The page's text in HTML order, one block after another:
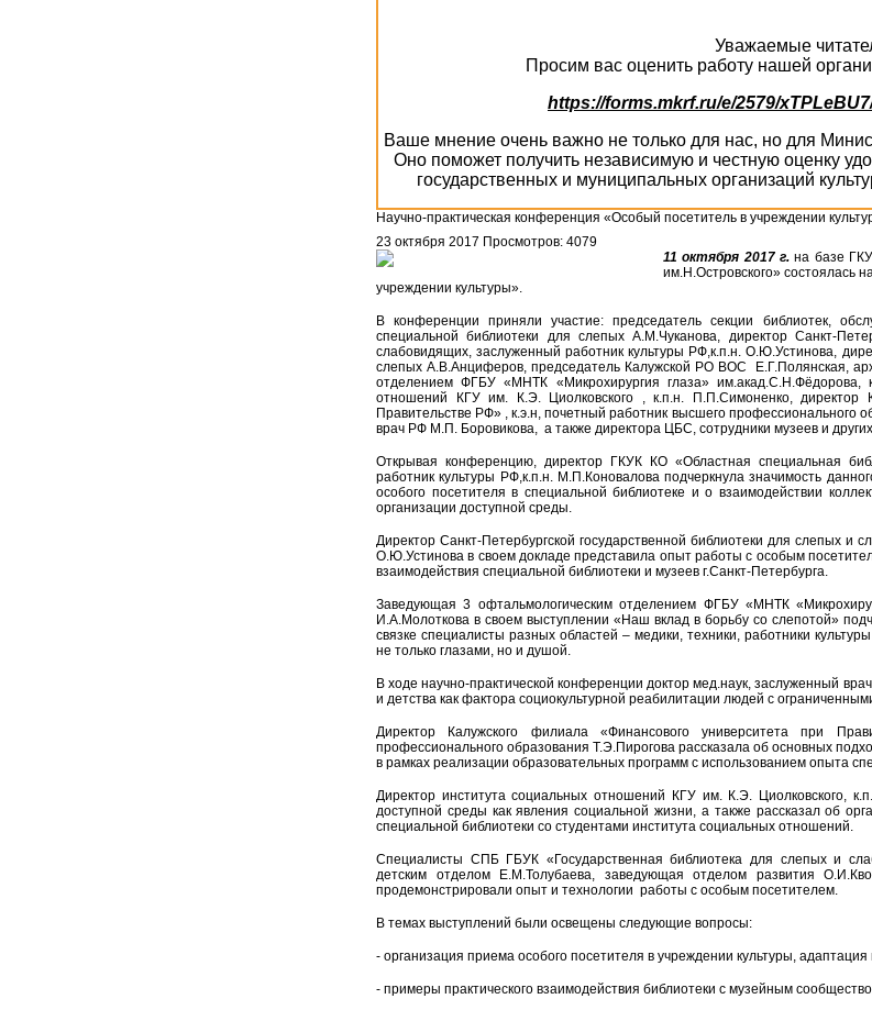
Уважаемые
Просим вас оценить работу нашей
https://forms.mkrf.ru/e/2579/
Ваше мнение очень важно не только для нас, но для
Оно поможет получить независимую и честную оценку
государственных и муниципальных организаций
Научно-практическая конференция «Особый посетитель в учреждении
23 октября 2017 Просмотров: 4079
11 октября 2017 г. на базе
им.Н.Островского» состоялась
учреждении культуры».
В конференции приняли участие: председатель секции библиотек,
специальной библиотеки для слепых А.М.Чуканова, директор Санкт-
слабовидящих, заслуженный работник культуры РФ,к.п.н. О.Ю.Устинова,
слепых А.В.Анциферов, председатель Калужской РО ВОС Е.Г.Полянская,
отделением ФГБУ «МНТК «Микрохирургия глаза» им.акад.С.Н.Фёдорова,
отношений КГУ им. К.Э. Циолковского , к.п.н. П.П.Симоненко, директор
Правительстве РФ» , к.э.н, почетный работник высшего профессионального
врач РФ М.П. Боровикова, а также директора ЦБС, сотрудники музеев и
Открывая конференцию, директор ГКУК КО «Областная специальная
работник культуры РФ,к.п.н. М.П.Коновалова подчеркнула значимость
особого посетителя в специальной библиотеке и о взаимодействии
организации доступной среды.
Директор Санкт-Петербургской государственной библиотеки для слепых и
О.Ю.Устинова в своем докладе представила опыт работы с особым
взаимодействия специальной библиотеки и музеев г.Санкт-Петербурга.
Заведующая 3 офтальмологическим отделением ФГБУ «МНТК
И.А.Молоткова в своем выступлении «Наш вклад в борьбу со слепотой»
связке специалисты разных областей – медики, техники, работники
не только глазами, но и душой.
В ходе научно-практической конференции доктор мед.наук, заслуженный
и детства как фактора социокультурной реабилитации людей с
Директор Калужского филиала «Финансового университета при
профессионального образования Т.Э.Пирогова рассказала об основных
в рамках реализации образовательных программ с использованием опыта
Директор института социальных отношений КГУ им. К.Э. Циолковского,
доступной среды как явления социальной жизни, а также рассказал об
специальной библиотеки со студентами института социальных отношений.
Специалисты СПБ ГБУК «Государственная библиотека для слепых и
детским отделом Е.М.Толубаева, заведующая отделом развития
продемонстрировали опыт и технологии работы с особым посетителем.
В темах выступлений были освещены следующие вопросы:
- организация приема особого посетителя в учреждении культуры,
- примеры практического взаимодействия библиотеки с музейным